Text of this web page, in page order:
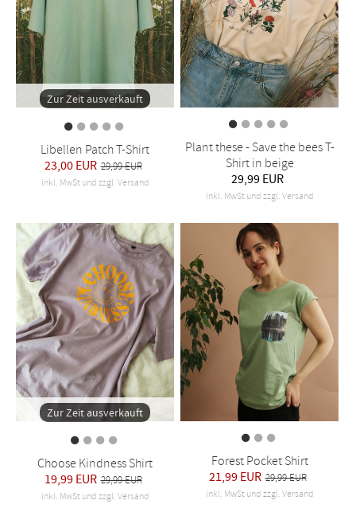
Zur Zeit ausverkauft
Libellen Patch T-Shirt
23,00 EUR 29,99 EUR
inkl. MwSt und zzgl. Versand
Plant these - Save the bees T-
Shirt in beige
29,99 EUR
inkl. MwSt und zzgl. Versand
Zur Zeit ausverkauft
Choose Kindness Shirt
19,99 EUR 29,99 EUR
inkl. MwSt und zzgl. Versand
Forest Pocket Shirt
21,99 EUR 29,99 EUR
inkl. MwSt und zzgl. Versand